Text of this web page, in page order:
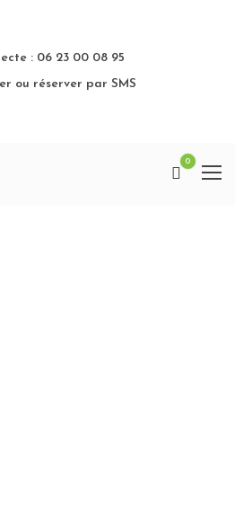
: 06 23 00 08 95
ou réserver par SMS
0